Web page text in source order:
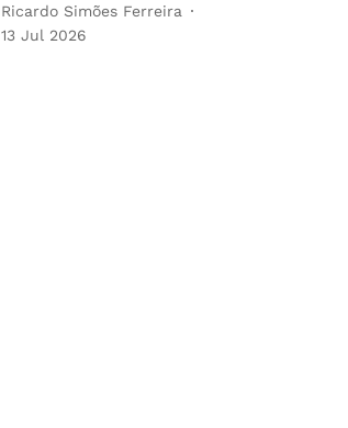
Ricardo Simões Ferreira
13 Jul 2026